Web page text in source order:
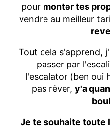
pour monter tes
vendre au meilleur
Tout cela s'apprend,
passer par
l'escalator (ben oui
pas rêver, y'a
Je te souhaite toute